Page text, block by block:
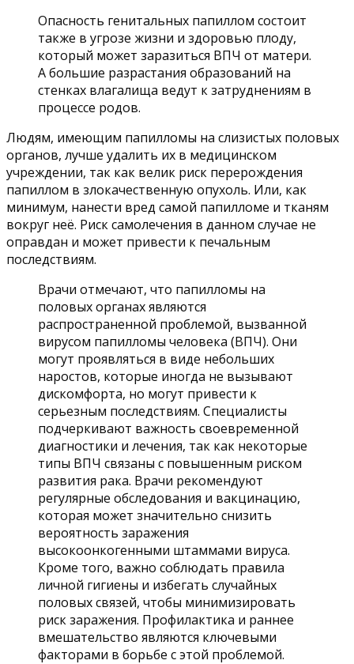
Опасность генитальных папиллом состоит
также в угрозе жизни и здоровью плоду,
который может заразиться ВПЧ от матери.
А большие разрастания образований на
стенках влагалища ведут к затруднениям в
процессе родов.
Людям, имеющим папилломы на слизистых половых
органов, лучше удалить их в медицинском
учреждении, так как велик риск перерождения
папиллом в злокачественную опухоль. Или, как
минимум, нанести вред самой папилломе и тканям
вокруг неё. Риск самолечения в данном случае не
оправдан и может привести к печальным
последствиям.
Врачи отмечают, что папилломы на
половых органах являются
распространенной проблемой, вызванной
вирусом папилломы человека (ВПЧ). Они
могут проявляться в виде небольших
наростов, которые иногда не вызывают
дискомфорта, но могут привести к
серьезным последствиям. Специалисты
подчеркивают важность своевременной
диагностики и лечения, так как некоторые
типы ВПЧ связаны с повышенным риском
развития рака. Врачи рекомендуют
регулярные обследования и вакцинацию,
которая может значительно снизить
вероятность заражения
высокоонкогенными штаммами вируса.
Кроме того, важно соблюдать правила
личной гигиены и избегать случайных
половых связей, чтобы минимизировать
риск заражения. Профилактика и раннее
вмешательство являются ключевыми
факторами в борьбе с этой проблемой.